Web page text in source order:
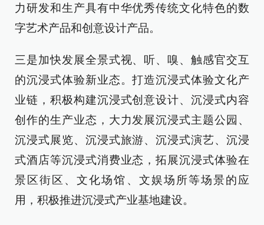
力研发和生产具有中华优秀传统文化特色的数
字艺术产品和创意设计产品。
三是加快发展全景式视、听、嗅、触感官交互
的沉浸式体验新业态。打造沉浸式体验文化产
业链，积极构建沉浸式创意设计、沉浸式内容
创作的生产业态，大力发展沉浸式主题公园、
沉浸式展览、沉浸式旅游、沉浸式演艺、沉浸
式酒店等沉浸式消费业态，拓展沉浸式体验在
景区街区、文化场馆、文娱场所等场景的应
用，积极推进沉浸式产业基地建设。